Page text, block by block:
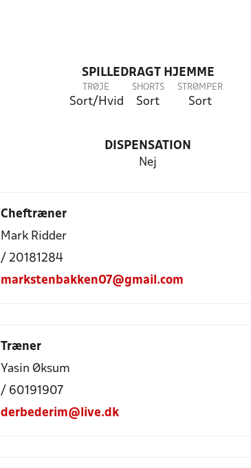
SPILLEDRAGT HJEMME
TRØJE
Sort/Hvid
SHORTS
Sort
STRØMPER
Sort
DISPENSATION
Nej
Cheftræner
Mark Ridder
/ 20181284
markstenbakken07@gmail.com
Træner
Yasin Øksum
/ 60191907
derbederim@live.dk